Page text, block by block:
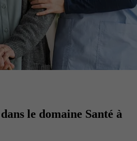
le domaine Santé à